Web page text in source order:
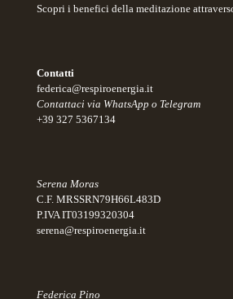
Scopri i benefici della meditazione
Contatti
federica@respiroenergia.it
Contattaci via WhatsApp o Telegram
+39 327 5367134
Serena Moras
C.F. MRSSRN79H66L483D
P.IVA IT03199320304
serena@respiroenergia.it
Federica Pino